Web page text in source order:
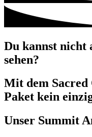
Du kannst nicht
sehen?
Mit dem Sacred
Paket kein
Unser Summit